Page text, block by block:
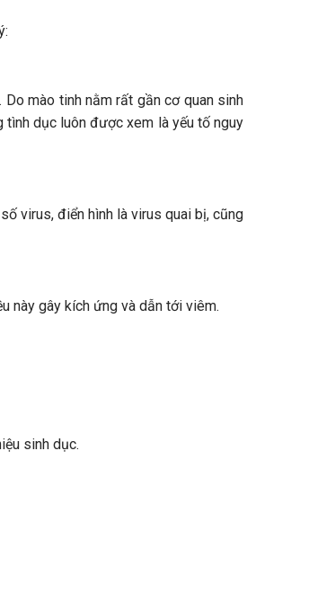
Do mào tinh nằm rất gần cơ quan sinh
tình dục luôn được xem là yếu tố nguy
virus, điển hình là virus quai bị, cũng
này gây kích ứng và dẫn tới viêm.
sinh dục.